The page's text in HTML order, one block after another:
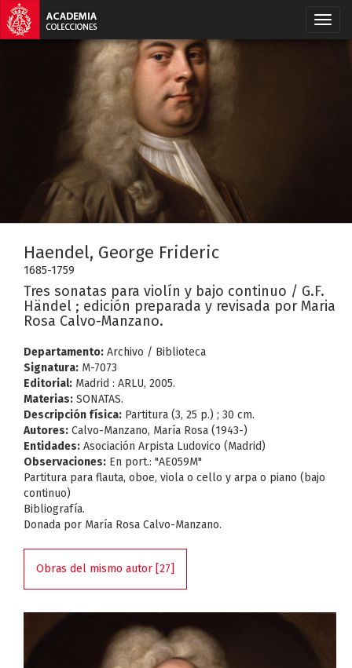
Haendel, George Frideric
1685-1759
Tres sonatas para violín y bajo continuo / G.F.
Händel ; edición preparada y revisada por Maria
Rosa Calvo-Manzano.
Departamento: Archivo / Biblioteca
Signatura: M-7073
Editorial: Madrid : ARLU, 2005.
Materias: SONATAS.
Descripción física: Partitura (3, 25 p.) ; 30 cm.
Autores: Calvo-Manzano, María Rosa (1943-)
Entidades: Asociación Arpista Ludovico (Madrid)
Observaciones: En port.: "AE059M"
Partitura para flauta, oboe, viola o cello y arpa o piano (bajo
continuo)
Bibliografía.
Donada por María Rosa Calvo-Manzano.
Obras del mismo autor [27]